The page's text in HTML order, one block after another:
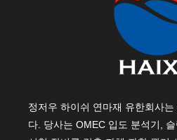
정저우 하이쉬 연마재 유한회사
다. 당사는 OMEC 입도 분석기,